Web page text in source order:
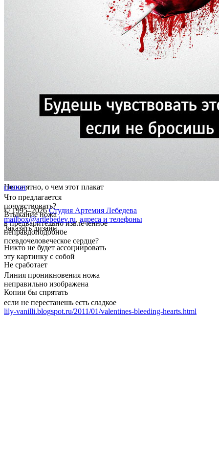
Непонятно, о чем этот плакат
Что предлагается
почувствовать?
Втыкание ножа
в предварительно извлеченное
неправдоподобное
псевдочеловеческое сердце?
Никто не будет ассоциировать
эту картинку с собой
Не сработает
Линия проникновения ножа
неправильно изображена
Копии бы спрятать
если не перестанешь есть сладкое
lily-vanilli.blogspot.ru/2011/01/valentines-bleeding-hearts.html
плакат
© 1995–2026 Студия Артемия Лебедева
mailbox@artlebedev.ru, адреса и телефоны
Заказать дизайн...